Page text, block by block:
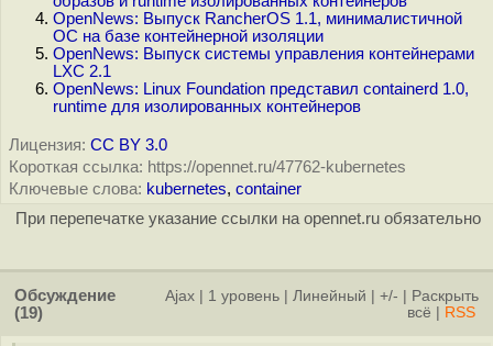
OpenNews: Выпуск RancherOS 1.1, минималистичной
ОС на базе контейнерной изоляции
OpenNews: Выпуск системы управления контейнерами
LXC 2.1
OpenNews: Linux Foundation представил containerd 1.0,
runtime для изолированных контейнеров
Лицензия: CC BY 3.0
Короткая ссылка: https://opennet.ru/47762-kubernetes
Ключевые слова: kubernetes, container
При перепечатке указание ссылки на opennet.ru обязательно
Обсуждение
(19)
Ajax 1 уровень Линейный +/-
Раскрыть
всё
RSS